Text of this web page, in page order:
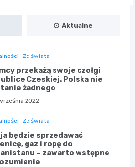
Aktualne
Ze świata
przekażą swoje czołgi
Czeskiej. Polska nie
żadnego
2022
Ze świata
będzie sprzedawać
gaz i ropę do
– zawarto wstępne